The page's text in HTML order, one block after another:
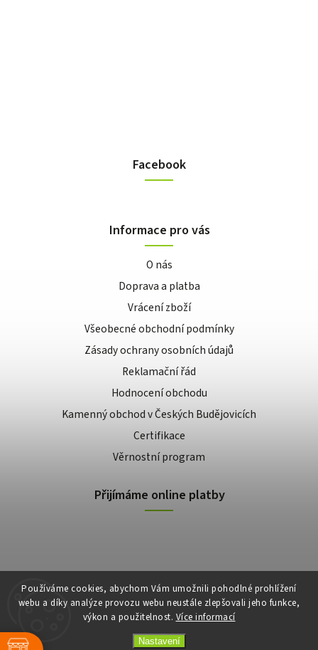
Používáme cookies, abychom Vám umožnili pohodlné prohlížení
webu a díky analýze provozu webu neustále zlepšovali jeho funkce,
výkon a použitelnost. Více informací
Nastavení
Facebook
Informace pro vás
O nás
Doprava a platba
Vrácení zboží
Všeobecné obchodní podmínky
Zásady ochrany osobních údajů
Reklamační řád
Hodnocení obchodu
Kamenný obchod v Českých Budějovicích
Certifikace
Věrnostní program
Přijímáme online platby
Copyright 2026E-shop Slunečnice. Všechna práva vyhrazena.
VytvořilShoptet| Design